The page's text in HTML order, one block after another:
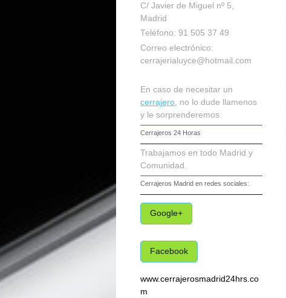
C/ Javier de Miguel nº 5,
Madrid
Teléfono: 91 505 37 49
Correo electrónico:
cerrajerialuyce@hotmail.com
En caso de necesitar un
cerrajero, no lo dude llamenos
y le sorprenderemos
Cerrajeros 24 Horas
Trabajamos en todo Madrid y
Comunidad.
Cerrajeros Madrid en redes sociales:
Google+
Facebook
www.cerrajerosmadrid24hrs.co
m